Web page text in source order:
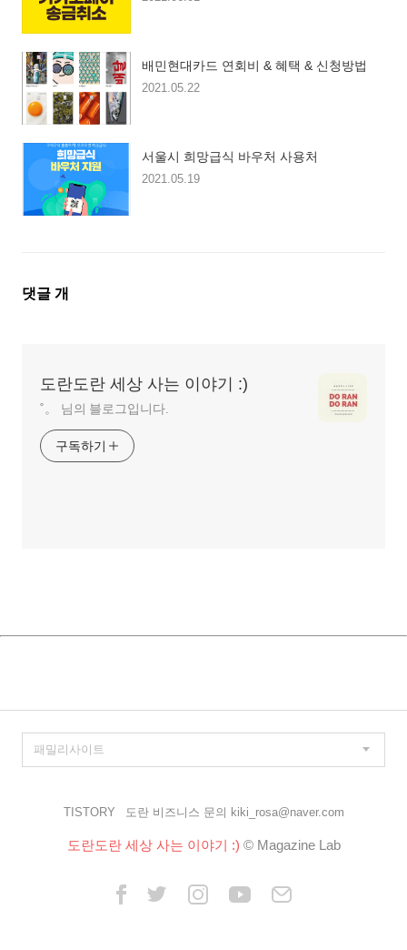
배민현대카드 연회비 & 혜택 & 신청방법
2021.05.22
서울시 희망급식 바우처 사용처
2021.05.19
댓
댓글 개
도란도란 세상 사는 이야기 :)
˚。 님의 블로그입니다.
구독하기
TISTORY 도란 비즈니스 문의 kiki_rosa@naver.com
도란도란 세상 사는 이야기 :) © Magazine Lab